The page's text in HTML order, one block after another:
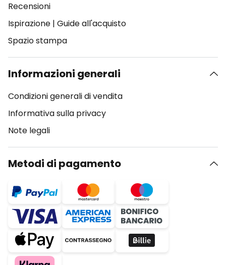
Recensioni
Ispirazione | Guide all'acquisto
Spazio stampa
Informazioni generali
Condizioni generali di vendita
Informativa sulla privacy
Note legali
Metodi di pagamento